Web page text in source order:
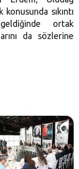
sıkıntı
ortak
da sözlerine